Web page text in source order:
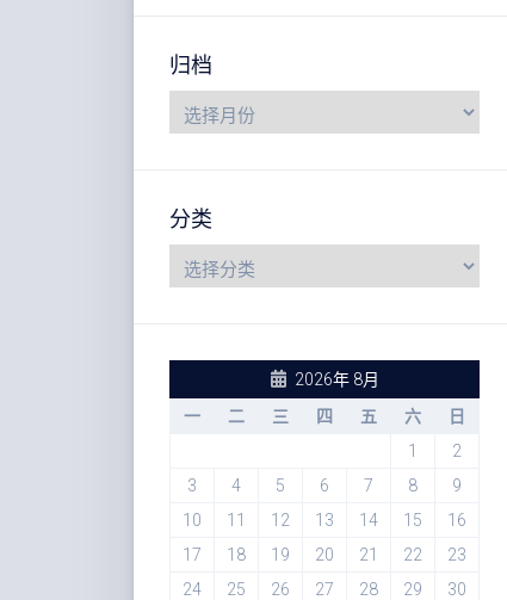
归档
分类
2026年 8月
一
二 三 四 五 六
日
1
2
3
4 5 6 7 8
9
10
11 12 13 14 15
16
17
18 19 20 21 22
23
24
25 26 27 28 29
30